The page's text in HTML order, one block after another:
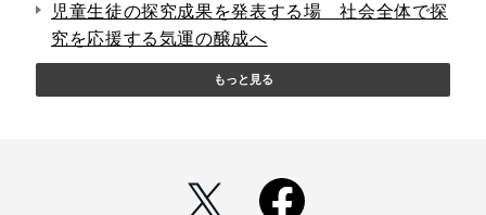
児童生徒の探究成果を発表する場 社会全体で探
究を応援する気運の醸成へ
もっと見る